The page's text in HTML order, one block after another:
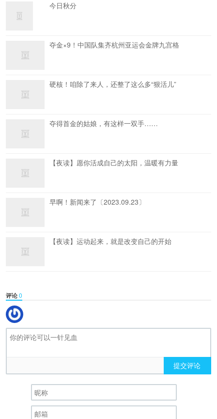
今日秋分
夺金×9！中国队集齐杭州亚运会金牌九宫格
硬核！咱除了来人，还整了这么多“狠活儿”
夺得首金的姑娘，有这样一双手……
【夜读】愿你活成自己的太阳，温暖有力量
早啊！新闻来了〔2023.09.23〕
【夜读】运动起来，就是改变自己的开始
评论0
提交评论